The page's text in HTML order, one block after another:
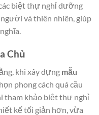
biệt thự nghỉ dưỡng
và thiên nhiên, giúp
Chủ
khi xây dựng mẫu
phong cách quá cầu
tham khảo biệt thự nghỉ
kế tối giản hơn, vừa